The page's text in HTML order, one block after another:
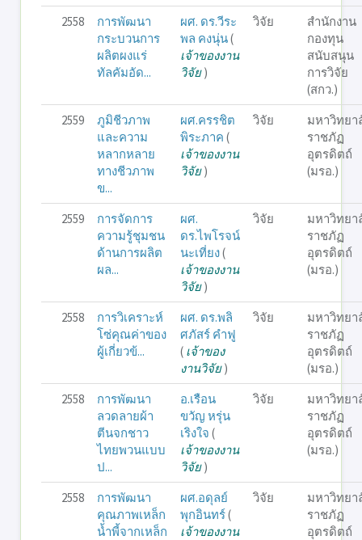
2558
การพัฒนา
กระบวนการ
ผลิตผงแร่
ทัลคัมอัด...
ผศ. ดร.วีระ
พล คงนุ่น(
เจ้าของงาน
วิจัย)
วิจัย
สำนักงาน
กองทุน
สนับสนุน
การวิจัย
(สกว.)
2559
ภูมิชีวภาพ
และความ
หลากหลาย
ทางชีวภาพ
ข...
ผศ.ครรชิต
พิระภาค (
เจ้าของงาน
วิจัย)
วิจัย
มหาวิทยา
ราชภัฏ
อุตรดิตถ์
(มรอ.)
2559
การจัดการ
ความรู้ชุมชน
ด้านการผลิต
ผล...
ผศ.
ดร.ไพโรจน์
นะเที่ยง(
เจ้าของงาน
วิจัย)
วิจัย
มหาวิทยา
ราชภัฏ
อุตรดิตถ์
(มรอ.)
2558
การวิเคราะห์
โซ่คุณค่าของ
ผู้เกี่ยวข้...
ผศ. ดร.พลิ
ศภัสร์ คำฟู
( เจ้าของ
งานวิจัย)
วิจัย
มหาวิทยา
ราชภัฏ
อุตรดิตถ์
(มรอ.)
2558
การพัฒนา
ลวดลายผ้า
ตีนจกชาว
ไทยพวนแบบ
ป...
อ.เรือน
ขวัญ หรุ่น
เริงใจ (
เจ้าของงาน
วิจัย)
วิจัย
มหาวิทยา
ราชภัฏ
อุตรดิตถ์
(มรอ.)
2558
การพัฒนา
คุณภาพเหล็ก
น้ำพี้จากเหล็ก
ผศ.อดุลย์
พุกอินทร์(
เจ้าของงาน
วิจัย
มหาวิทยา
ราชภัฏ
อุตรดิตถ์